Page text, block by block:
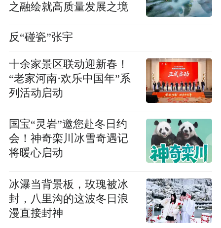
之融绘就高质量发展之境
反“碰瓷”张宇
十余家景区联动迎新春！
“老家河南·欢乐中国年”系
列活动启动
国宝“灵岩”邀您赴冬日约
会！神奇栾川冰雪奇遇记
将暖心启动
冰瀑当背景板，玫瑰被冰
封，八里沟的这波冬日浪
漫直接封神